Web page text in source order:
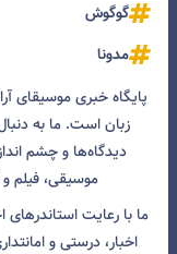
گوگوش
مدونا
پایگاه خبری موسیقای
زبان است. ما به
دیدگاه‌ها و چشم
موسیقی، فیلم
ما با رعایت استاندرهای
اخبار، درستی و